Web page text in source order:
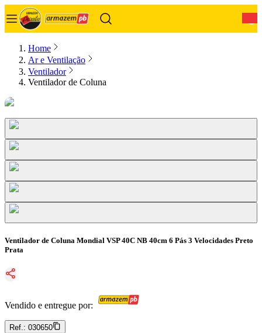
Home
Ar e Ventilação
Ventilador
Ventilador de Coluna
Ventilador de Coluna Mondial VSP 40C NB 40cm 6 Pás 3 Velocidades Preto
Prata
Vendido e entregue por:
Ref.: 030650